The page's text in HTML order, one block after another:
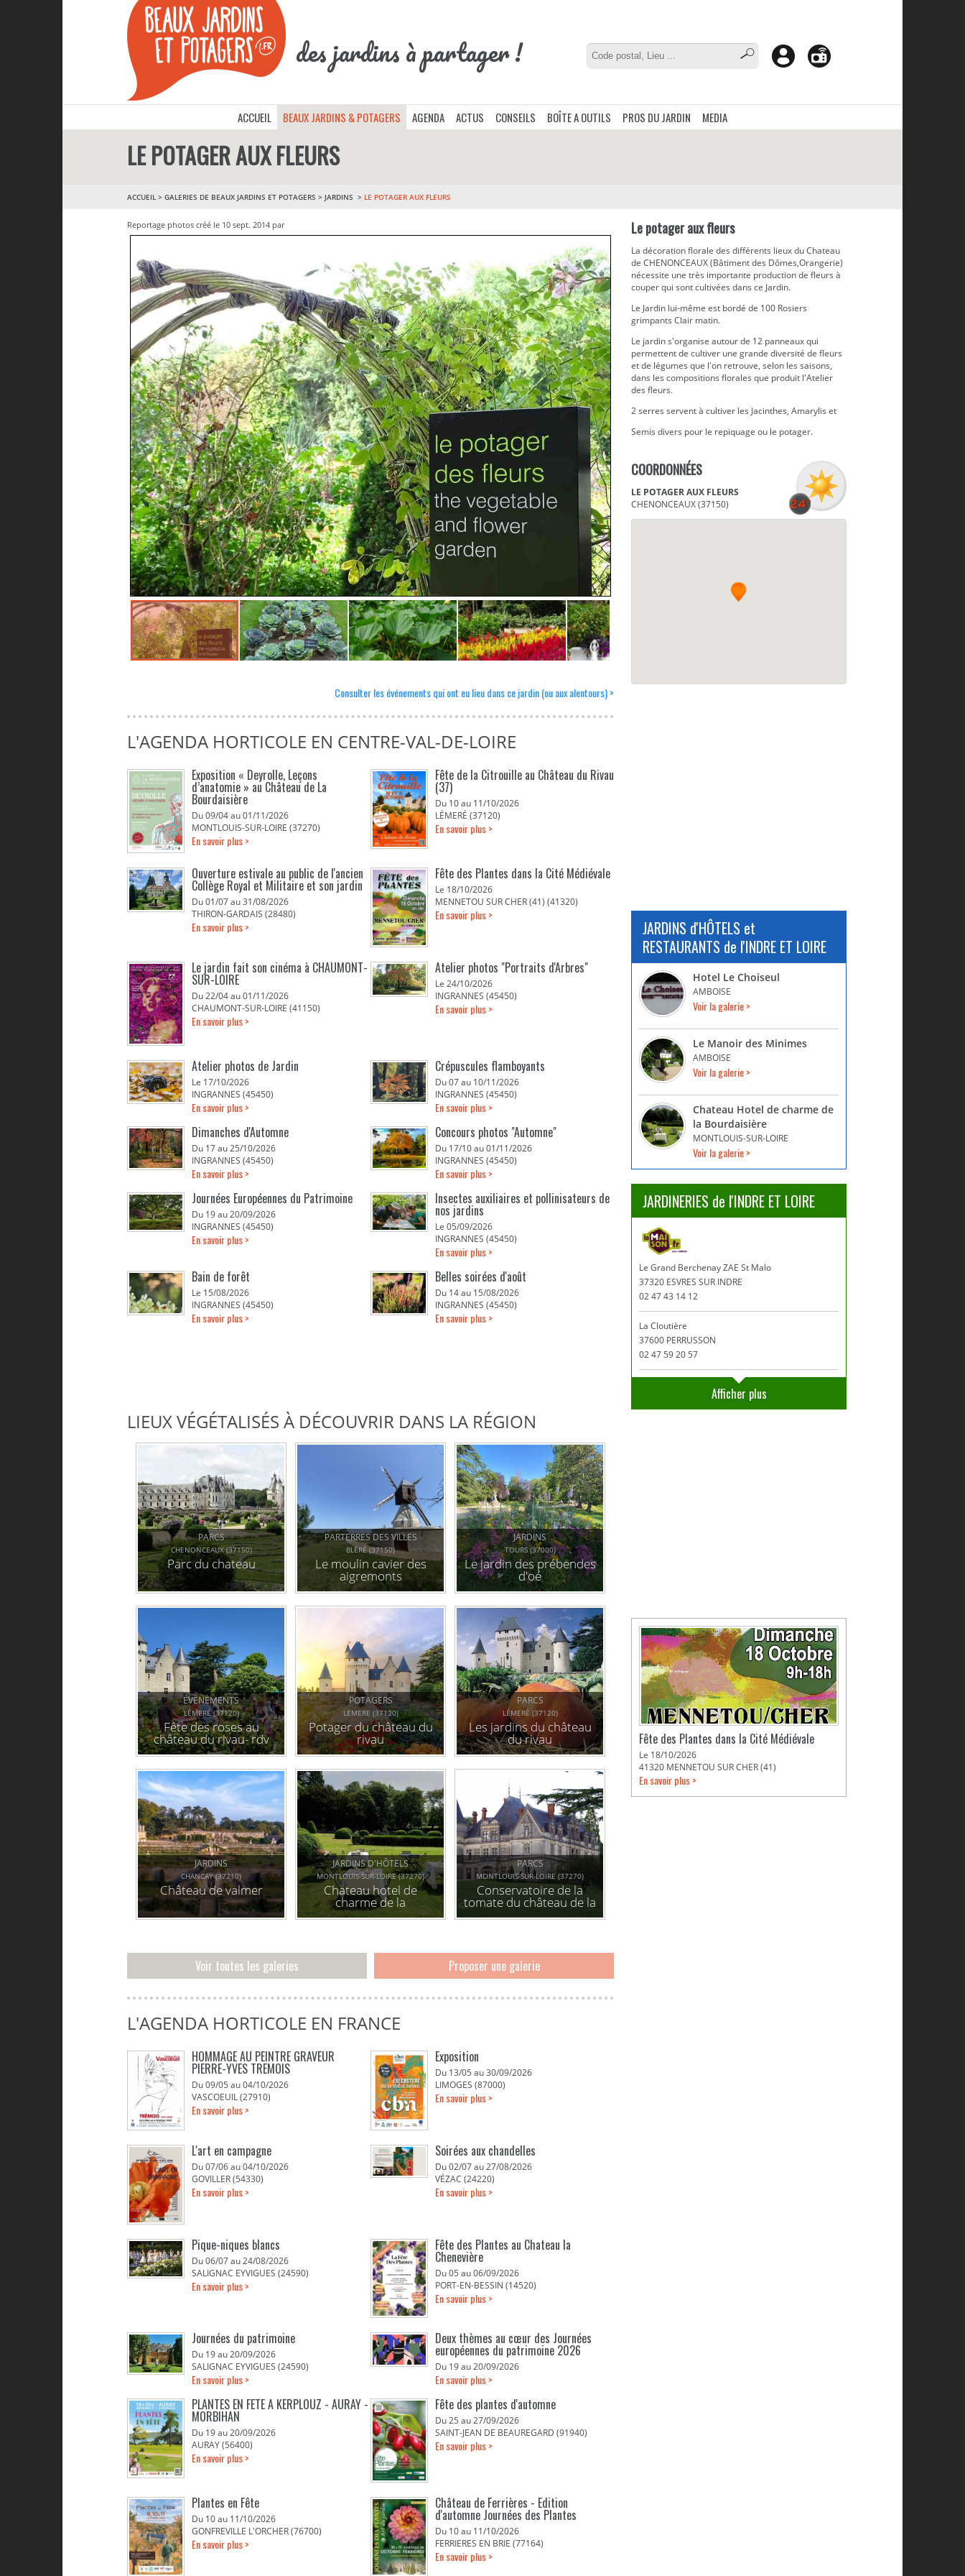
des jardins à partager !
ACCUEIL BEAUX JARDINS & POTAGERS AGENDA ACTUS CONSEILS BOÎTE A OUTILS PROS DU JARDIN MEDIA
LE POTAGER AUX FLEURS
ACCUEIL > GALERIES DE BEAUX JARDINS ET POTAGERS > JARDINS LE POTAGER AUX FLEURS
Reportage photos créé le 10 sept. 2014 par Le potager aux fleurs
La décoration florale des différents lieux du Chateau
de CHENONCEAUX (Bâtiment des Dômes,Orangerie)
nécessite une très importante production de fleurs à
couper qui sont cultivées dans ce Jardin.
Le Jardin lui-même est bordé de 100 Rosiers
grimpants Clair matin.
Le jardin s'organise autour de 12 panneaux qui
permettent de cultiver une grande diversité de fleurs
et de légumes que l'on retrouve, selon les saisons,
dans les compositions florales que produit l'Atelier
des fleurs.
2 serres servent à cultiver les Jacinthes, Amarylis et
Semis divers pour le repiquage ou le potager.
COORDONNÉES
LE POTAGER AUX FLEURS
CHENONCEAUX (37150)
Consulter les événements qui ont eu lieu dans ce jardin (ou aux alentours) >
L'AGENDA HORTICOLE EN CENTRE-VAL-DE-LOIRE
Exposition « Deyrolle, Leçons
d’anatomie » au Château de La
Bourdaisière
Du 09/04 au 01/11/2026
MONTLOUIS-SUR-LOIRE (37270)
En savoir plus >
Fête de la Citrouille au Château du Rivau
(37)
Du 10 au 11/10/2026
LÉMERÉ (37120)
En savoir plus >
Ouverture estivale au public de l'ancien
Collège Royal et Militaire et son jardin
Du 01/07 au 31/08/2026
THIRON-GARDAIS (28480)
En savoir plus >
Fête des Plantes dans la Cité Médiévale
Le 18/10/2026
MENNETOU SUR CHER (41) (41320)
En savoir plus >
Le jardin fait son cinéma à CHAUMONT-
SUR-LOIRE
Du 22/04 au 01/11/2026
CHAUMONT-SUR-LOIRE (41150)
En savoir plus >
Atelier photos "Portraits d'Arbres"
Le 24/10/2026
INGRANNES (45450)
En savoir plus >
Atelier photos de Jardin
Le 17/10/2026
INGRANNES (45450)
En savoir plus >
Crépuscules flamboyants
Du 07 au 10/11/2026
INGRANNES (45450)
En savoir plus >
Dimanches d'Automne
Du 17 au 25/10/2026
INGRANNES (45450)
En savoir plus >
Concours photos "Automne"
Du 17/10 au 01/11/2026
INGRANNES (45450)
En savoir plus >
Journées Européennes du Patrimoine
Du 19 au 20/09/2026
INGRANNES (45450)
En savoir plus >
Insectes auxiliaires et pollinisateurs de
nos jardins
Le 05/09/2026
INGRANNES (45450)
En savoir plus >
Bain de forêt
Le 15/08/2026
INGRANNES (45450)
En savoir plus >
Belles soirées d'août
Du 14 au 15/08/2026
INGRANNES (45450)
En savoir plus >
LIEUX VÉGÉTALISÉS À DÉCOUVRIR DANS LA RÉGION
PARCS
CHENONCEAUX (37150)
Parc du chateau
PARTERRES DES VILLES
BLÉRÉ (37150)
Le moulin cavier des
aigremonts
JARDINS
TOURS (37000)
Le jardin des prébendes
d'oé
ÉVÉNEMENTS
LÉMERÉ (37120)
Fête des roses au
château du rivau- rdv
aux jardins (37)
POTAGERS
LEMERE (37120)
Potager du château du
rivau
PARCS
LÉMERÉ (37120)
Les jardins du château
du rivau
JARDINS
CHANCAY (37210)
Château de valmer
JARDINS D'HÔTELS
MONTLOUIS-SUR-LOIRE (37270)
Chateau hotel de
charme de la
bourdaisière
PARCS
MONTLOUIS-SUR-LOIRE (37270)
Conservatoire de la
tomate du château de la
bourdaisière
Voir toutes les galeries Proposer une galerie
L'AGENDA HORTICOLE EN FRANCE
HOMMAGE AU PEINTRE GRAVEUR
PIERRE-YVES TREMOIS
Du 09/05 au 04/10/2026
VASCOEUIL (27910)
En savoir plus >
Exposition
Du 13/05 au 30/09/2026
LIMOGES (87000)
En savoir plus >
L'art en campagne
Du 07/06 au 04/10/2026
GOVILLER (54330)
En savoir plus >
Soirées aux chandelles
Du 02/07 au 27/08/2026
VÉZAC (24220)
En savoir plus >
Pique-niques blancs
Du 06/07 au 24/08/2026
SALIGNAC EYVIGUES (24590)
En savoir plus >
Fête des Plantes au Chateau la
Chenevière
Du 05 au 06/09/2026
PORT-EN-BESSIN (14520)
En savoir plus >
Journées du patrimoine
Du 19 au 20/09/2026
SALIGNAC EYVIGUES (24590)
En savoir plus >
Deux thèmes au cœur des Journées
européennes du patrimoine 2026
Du 19 au 20/09/2026
En savoir plus >
PLANTES EN FETE A KERPLOUZ - AURAY -
MORBIHAN
Du 19 au 20/09/2026
AURAY (56400)
En savoir plus >
Fête des plantes d'automne
Du 25 au 27/09/2026
SAINT-JEAN DE BEAUREGARD (91940)
En savoir plus >
Plantes en Fête
Du 10 au 11/10/2026
GONFREVILLE L'ORCHER (76700)
En savoir plus >
Château de Ferrières - Edition
d'automne Journées des Plantes
Du 10 au 11/10/2026
FERRIERES EN BRIE (77164)
En savoir plus >
JARDINS d'HÔTELS et
RESTAURANTS de l'INDRE ET LOIRE
Hotel Le Choiseul
AMBOISE
Voir la galerie >
Le Manoir des Minimes
AMBOISE
Voir la galerie >
Chateau Hotel de charme de
la Bourdaisière
MONTLOUIS-SUR-LOIRE
Voir la galerie >
JARDINERIES de l'INDRE ET LOIRE
Le Grand Berchenay ZAE St Malo
37320 ESVRES SUR INDRE
02 47 43 14 12
La Cloutière
37600 PERRUSSON
02 47 59 20 57
Afficher plus
Fête des Plantes dans la Cité Médiévale
Le 18/10/2026
41320 MENNETOU SUR CHER (41)
En savoir plus >